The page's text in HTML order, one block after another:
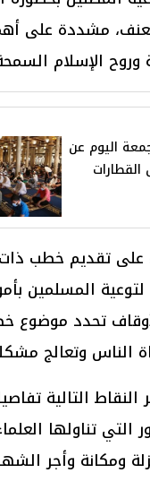
العنف، مشددة على
الإسلام
اليوم عن
القطارات
على تقديم خطب
لتوعية المسلمين
تحدد موضوع
الناس وتعالج
التالية
التي تناولها
ومكانة وأجر